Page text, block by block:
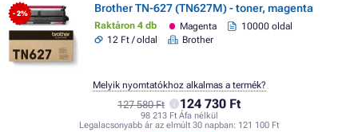
- 2% Brother TN-627 (TN627M) - toner, magenta
Raktáron 4 db Magenta
10000 oldal
12 Ft / oldal
Brother
127 580 Ft 124 730 Ft
98 213 Ft Áfa nélkül
Legalacsonyabb ár az elmúlt 30 napban: 121 100 Ft
Melyik nyomtatókhoz alkalmas a termék?